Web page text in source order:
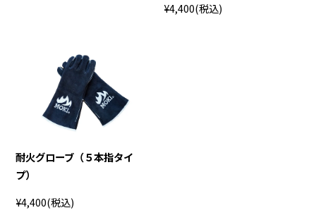
¥4,400(税込)
耐火グローブ（５本指タイ
プ）
¥4,400(税込)